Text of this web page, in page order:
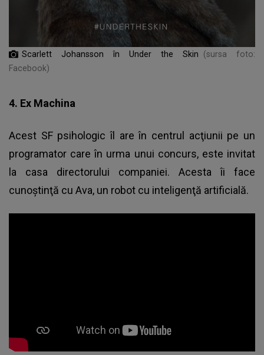
Scarlett Johansson în Under the Skin
(sursa foto:
Facebook)
4. Ex Machina
Acest SF psihologic îl are în centrul acţiunii pe un
programator care în urma unui concurs, este invitat
la casa directorului companiei. Acesta îi face
cunoştinţă cu Ava, un robot cu inteligenţă artificială.